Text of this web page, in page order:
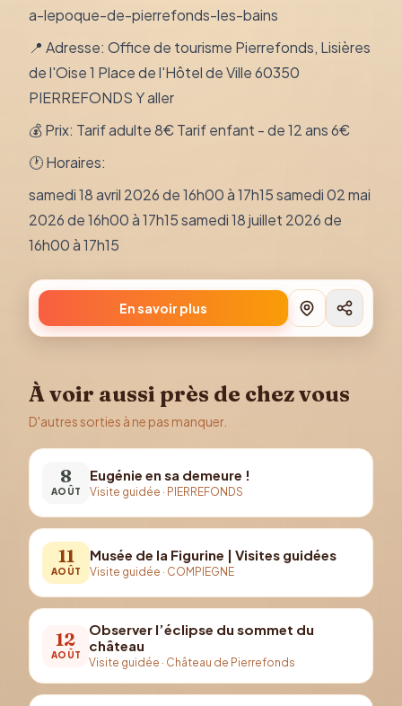
a-lepoque-de-pierrefonds-les-bains
📍 Adresse: Office de tourisme Pierrefonds, Lisières
de l'Oise 1 Place de l'Hôtel de Ville 60350
PIERREFONDS Y aller
💰 Prix: Tarif adulte 8€ Tarif enfant - de 12 ans 6€
🕐 Horaires:
samedi 18 avril 2026 de 16h00 à 17h15 samedi 02 mai
2026 de 16h00 à 17h15 samedi 18 juillet 2026 de
16h00 à 17h15
En savoir plus
À voir aussi près de chez vous
D'autres sorties à ne pas manquer.
8
AOÛT
Eugénie en sa demeure !
Visite guidée · PIERREFONDS
11
AOÛT
Musée de la Figurine | Visites guidées
Visite guidée · COMPIEGNE
12
AOÛT
Observer l’éclipse du sommet du
château
Visite guidée · Château de Pierrefonds